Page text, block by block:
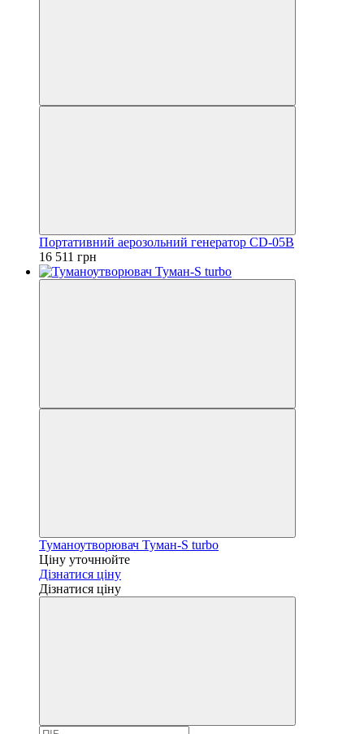
Портативний аерозольний генератор CD-05B
16 511 грн
Туманоутворювач Туман-S turbo
Ціну уточнюйте
Дізнатися ціну
Дізнатися ціну